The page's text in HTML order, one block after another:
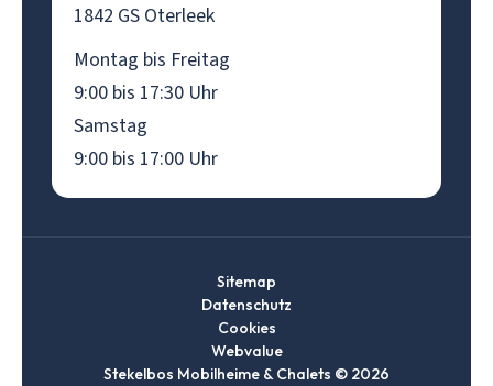
1842 GS Oterleek
Montag bis Freitag
9:00 bis 17:30 Uhr
Samstag
9:00 bis 17:00 Uhr
Stekelbos Mobilheime & Chalets © 2026
Sitemap
Datenschutz
Cookies
Webvalue